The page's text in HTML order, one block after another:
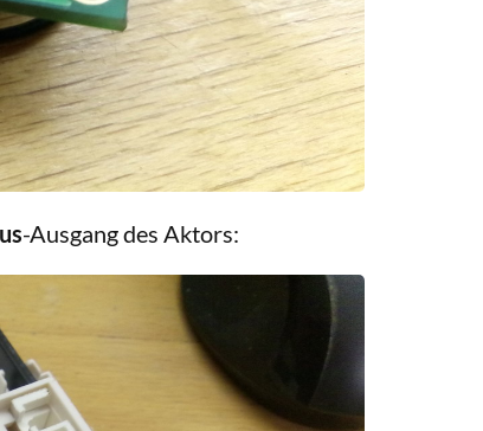
-Ausgang des Aktors: